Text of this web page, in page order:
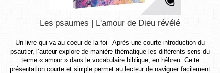
Les psaumes | L'amour de Dieu révélé
Un livre qui va au coeur de la foi ! Après une courte introduction du
psautier, l’auteur explore de manière thématique les différents sens du
terme « amour » dans le vocabulaire biblique, en hébreu. Cette
présentation courte et simple permet au lecteur de naviguer facilement